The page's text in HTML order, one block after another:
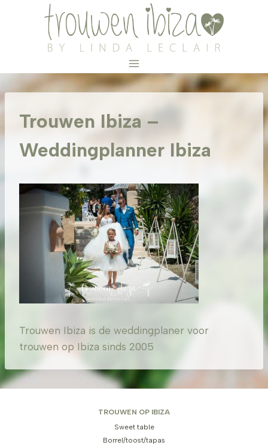
Trouwen Ibiza –
Weddingplanner Ibiza
Trouwen Ibiza is de weddingplaner voor
trouwen op Ibiza sinds 2005
TROUWEN OP IBIZA
Sweet table
Borrel/toost/tapas